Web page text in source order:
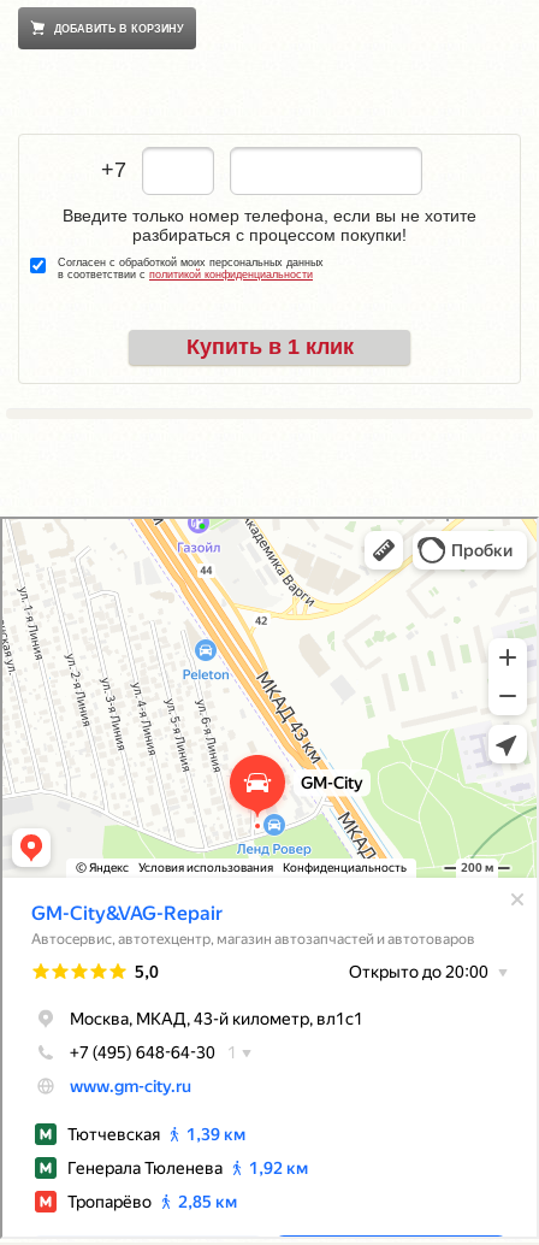
ДОБАВИТЬ В КОРЗИНУ
+7
Купить в 1 клик
Введите только номер телефона, если вы не хотите
разбираться с процессом покупки!
Согласен с обработкой моих персональных данных
в соответствии с политикой конфиденциальности
GM-City&VAG-Repair
Автосервис, автотехцентр в Москве
Магазин автозапчастей и автотоваров в Москве